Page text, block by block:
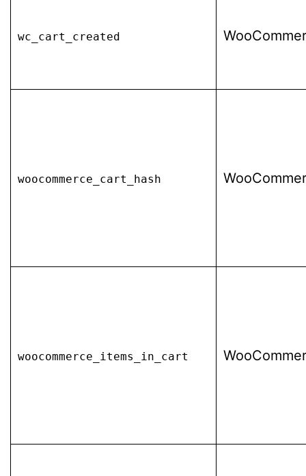
wc_cart_created
woocommerce_cart_hash
woocommerce_items_in_cart